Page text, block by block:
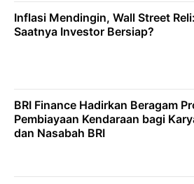
Inflasi Mendingin, Wall Street Reli:
Saatnya Investor Bersiap?
BRI Finance Hadirkan Beragam
Pembiayaan Kendaraan bagi
dan Nasabah BRI